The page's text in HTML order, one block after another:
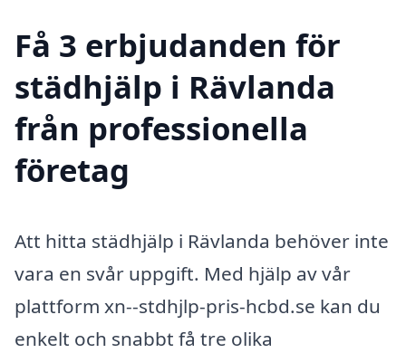
Få 3 erbjudanden för
städhjälp i Rävlanda
från professionella
företag
Att hitta städhjälp i Rävlanda behöver inte
vara en svår uppgift. Med hjälp av vår
plattform xn--stdhjlp-pris-hcbd.se kan du
enkelt och snabbt få tre olika